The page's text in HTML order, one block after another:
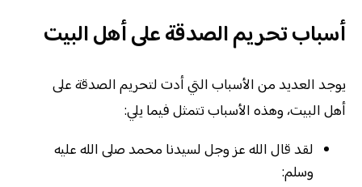
أسباب تحريم الصدقة على أهل البيت
يوجد العديد من الأسباب التي أدت لتحريم الصدقة على
أهل البيت، وهذه الأسباب تتمثل فيما يلي:
لقد قال الله عز وجل لسيدنا محمد صلى الله عليه
وسلم: